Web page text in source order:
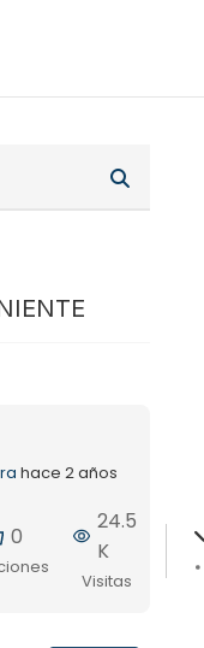
hace 2 años
0
24.5
K
Visitas